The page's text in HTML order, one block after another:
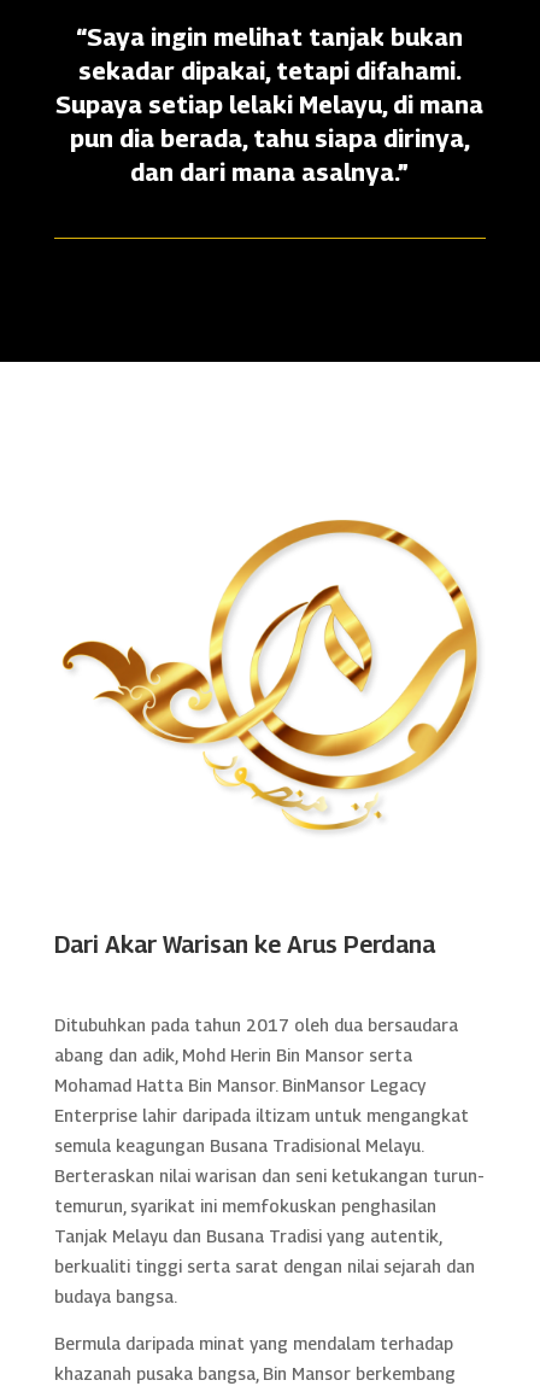
“Saya ingin melihat tanjak bukan
sekadar dipakai, tetapi difahami.
Supaya setiap lelaki Melayu, di mana
pun dia berada, tahu siapa dirinya,
dan dari mana asalnya.”
Dari Akar Warisan ke Arus Perdana
Ditubuhkan pada tahun 2017 oleh dua bersaudara
abang dan adik, Mohd Herin Bin Mansor serta
Mohamad Hatta Bin Mansor. BinMansor Legacy
Enterprise lahir daripada iltizam untuk mengangkat
semula keagungan Busana Tradisional Melayu.
Berteraskan nilai warisan dan seni ketukangan turun-
temurun, syarikat ini memfokuskan penghasilan
Tanjak Melayu dan Busana Tradisi yang autentik,
berkualiti tinggi serta sarat dengan nilai sejarah dan
budaya bangsa.
Bermula daripada minat yang mendalam terhadap
khazanah pusaka bangsa, Bin Mansor berkembang